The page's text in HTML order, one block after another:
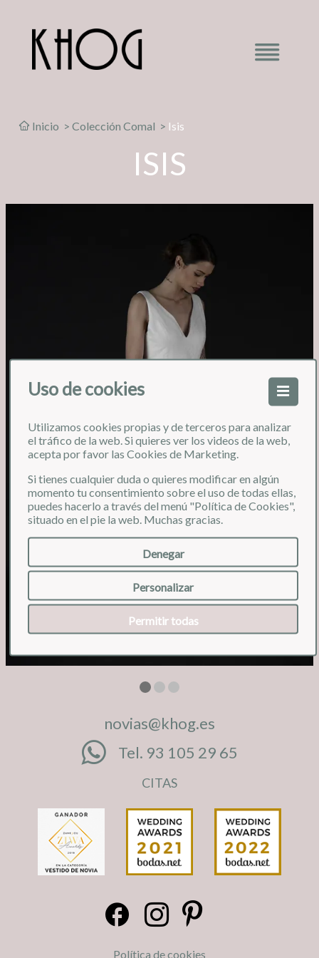
Uso de cookies
Utilizamos cookies propias y de terceros para analizar
el tráfico de la web. Si quieres ver los videos de la web,
acepta por favor las Cookies de Marketing.
Si tienes cualquier duda o quieres modificar en algún
momento tu consentimiento sobre el uso de todas ellas,
puedes hacerlo a través del menú "Política de Cookies",
situado en el pie la web. Muchas gracias.
Denegar
Personalizar
Permitir todas
Inicio > Colección Comal > Isis
ISIS
❮ ❯
novias@khog.es
Tel. 93 105 29 65
CITAS
Política de cookies